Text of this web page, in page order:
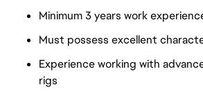
Minimum 3 years work
Must possess excellent
Experience working with
rigs